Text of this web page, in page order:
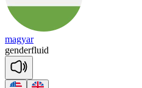
magyar
genderfluid